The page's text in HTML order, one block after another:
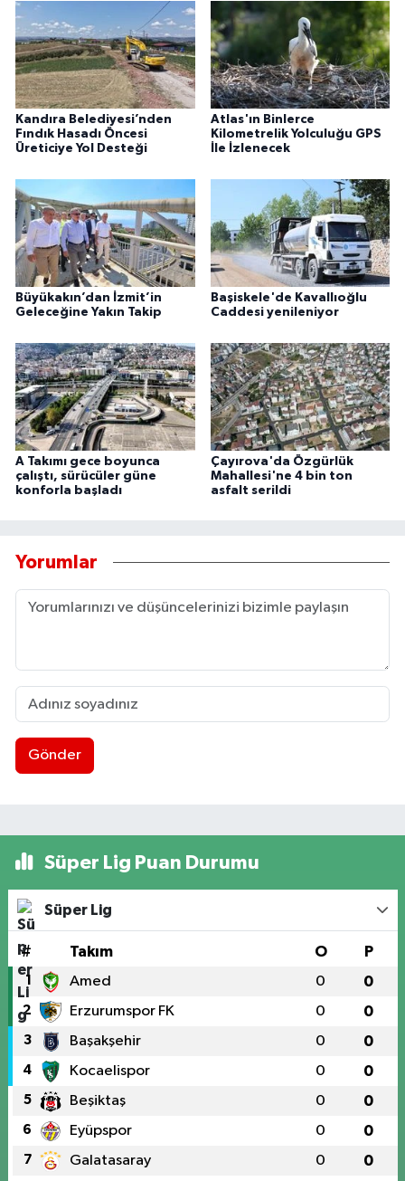
Kandıra Belediyesi’nden
Fındık Hasadı Öncesi
Üreticiye Yol Desteği
Atlas'ın Binlerce
Kilometrelik Yolculuğu GPS
İle İzlenecek
Büyükakın’dan İzmit’in
Geleceğine Yakın Takip
Başiskele'de Kavallıoğlu
Caddesi yenileniyor
A Takımı gece boyunca
çalıştı, sürücüler güne
konforla başladı
Çayırova'da Özgürlük
Mahallesi'ne 4 bin ton
asfalt serildi
Yorumlar
Gönder
Süper Lig Puan Durumu
Süper Lig
# Takım O P
1 Amed 0 0
2 Erzurumspor FK 0 0
3 Başakşehir 0 0
4 Kocaelispor 0 0
5 Beşiktaş 0 0
6 Eyüpspor 0 0
7 Galatasaray 0 0